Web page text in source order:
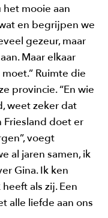
het mooie aan
en begrijpen we
gezeur, maar
Maar elkaar
Ruimte die
provincie. “En wie
weet zeker dat
doet er
voegt
al jaren samen, ik
Gina. Ik ken
als zij. Een
alle liefde aan ons